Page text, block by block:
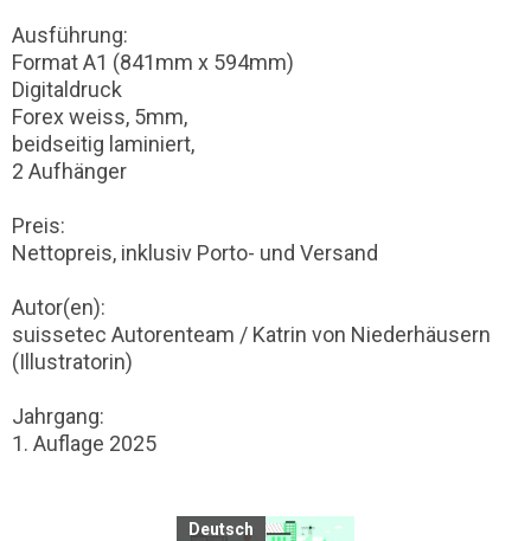
Ausführung:
Format A1 (841mm x 594mm)
Digitaldruck
Forex weiss, 5mm,
beidseitig laminiert,
2 Aufhänger
Preis:
Nettopreis, inklusiv Porto- und Versand
Autor(en):
suissetec Autorenteam / Katrin von Niederhäusern
(Illustratorin)
Jahrgang:
1. Auflage 2025
Deutsch